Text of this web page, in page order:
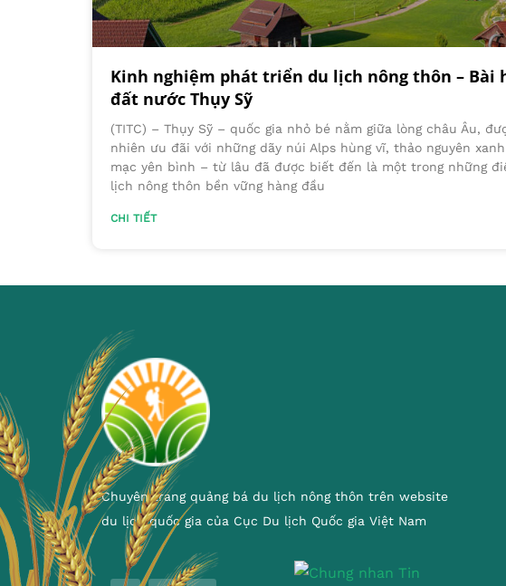
Kinh nghiệm phát triển du lịch nông thôn – Bài
đất nước Thụy Sỹ
(TITC) – Thụy Sỹ – quốc gia nhỏ bé nằm giữa lòng châu Âu,
nhiên ưu đãi với những dãy núi Alps hùng vĩ, thảo nguyên
mạc yên bình – từ lâu đã được biết đến là một trong những
lịch nông thôn bền vững hàng đầu
CHI TIẾT
Chuyên trang quảng bá du lịch nông thôn trên website
du lịch quốc gia của Cục Du lịch Quốc gia Việt Nam